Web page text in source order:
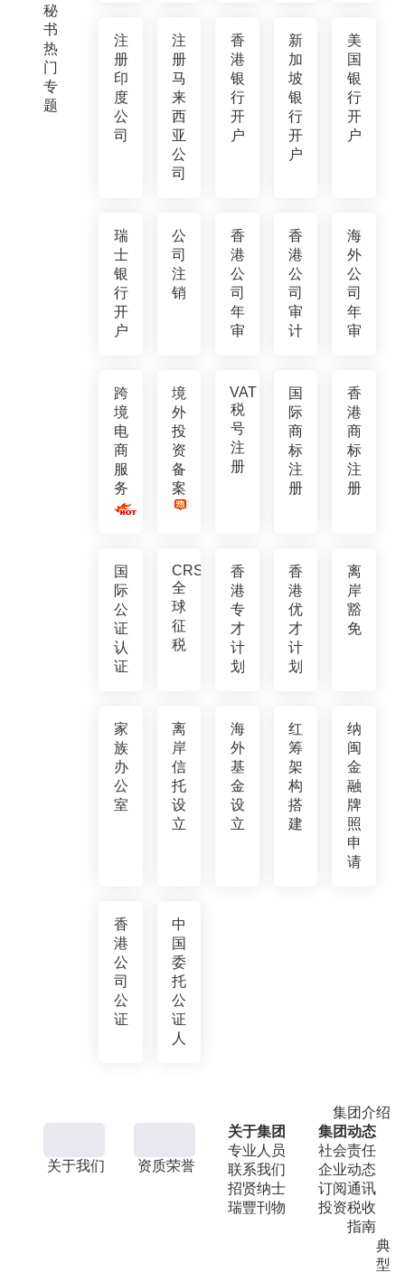
秘
书
热
门
专
题
注
册
印
度
公
司
注
册
马
来
西
亚
公
司
香
港
银
行
开
户
新
加
坡
银
行
开
户
美
国
银
行
开
户
瑞
士
银
行
开
户
公
司
注
销
香
港
公
司
年
审
香
港
公
司
审
计
海
外
公
司
年
审
跨
境
电
商
服
务
境
外
投
资
备
案
VAT
税
号
注
册
国
际
商
标
注
册
香
港
商
标
注
册
国
际
公
证
认
证
CRS
全
球
征
税
香
港
专
才
计
划
香
港
优
才
计
划
离
岸
豁
免
家
族
办
公
室
离
岸
信
托
设
立
海
外
基
金
设
立
红
筹
架
构
搭
建
纳
闽
金
融
牌
照
申
请
香
港
公
司
公
证
中
国
委
托
公
证
人
集团介绍
关于我们 资质荣誉
关于集团
专业人员
联系我们
招贤纳士
瑞豐刊物
集团动态
社会责任
企业动态
订阅通讯
投资税收
指南
典
型